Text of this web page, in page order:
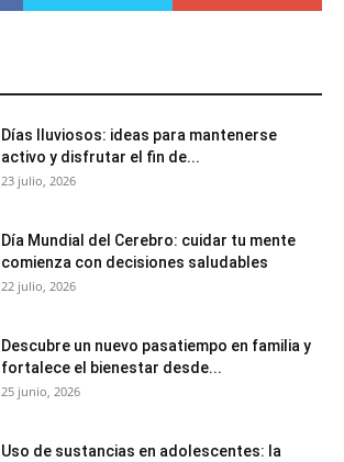
Días lluviosos: ideas para mantenerse
activo y disfrutar el fin de...
23 julio, 2026
Día Mundial del Cerebro: cuidar tu mente
comienza con decisiones saludables
22 julio, 2026
Descubre un nuevo pasatiempo en familia y
fortalece el bienestar desde...
25 junio, 2026
Uso de sustancias en adolescentes: la